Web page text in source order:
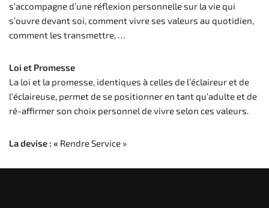
s’accompagne d’une réflexion personnelle sur la vie qui
s’ouvre devant soi, comment vivre ses valeurs au quotidien,
comment les transmettre, …
Loi et Promesse
La loi et la promesse, identiques à celles de l’éclaireur et de
l’éclaireuse, permet de se positionner en tant qu’adulte et de
ré-affirmer son choix personnel de vivre selon ces valeurs.
La devise : « Rendre Service »